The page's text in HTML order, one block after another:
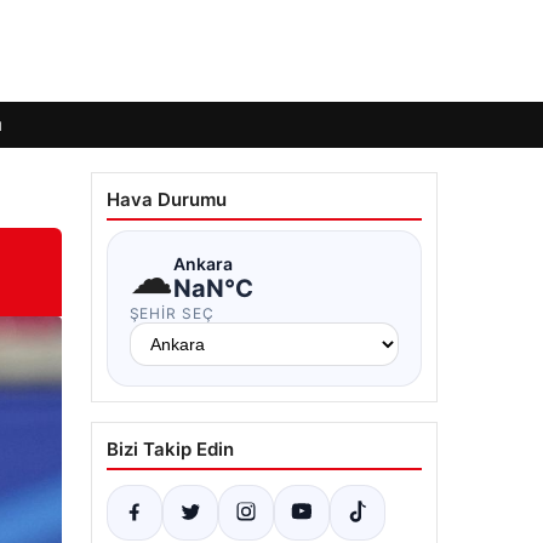
Hava Durumu
☁Ankara
NaN°C
ŞEHIR SEÇ
Bizi Takip Edin